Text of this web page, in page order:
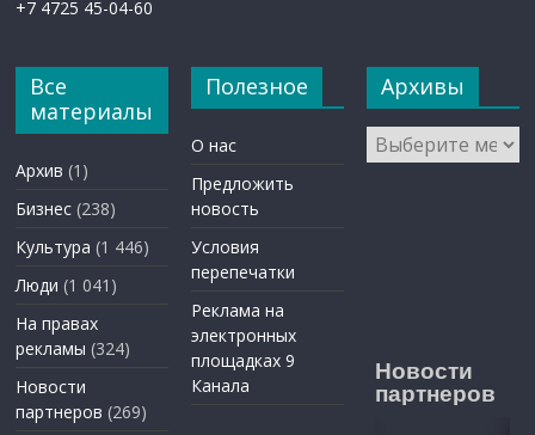
+7 4725 45-04-60
Все
материалы
Архив (1)
Бизнес (238)
Культура (1 446)
Люди (1 041)
На правах
рекламы (324)
Новости
партнеров (269)
Полезное
О нас
Предложить
новость
Условия
перепечатки
Реклама на
электронных
площадках 9
Канала
Архивы
Архивы
Новости
партнеров